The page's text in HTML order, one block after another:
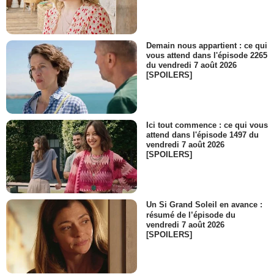
Demain nous appartient : ce qui
vous attend dans l'épisode 2265
du vendredi 7 août 2026
[SPOILERS]
Ici tout commence : ce qui vous
attend dans l'épisode 1497 du
vendredi 7 août 2026
[SPOILERS]
Un Si Grand Soleil en avance :
résumé de l’épisode du
vendredi 7 août 2026
[SPOILERS]